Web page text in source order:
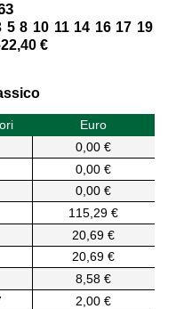
5 8 10 11 14 16 17 19
€
Euro
0,00 €
0,00 €
0,00 €
115,29 €
20,69 €
20,69 €
8,58 €
2,00 €